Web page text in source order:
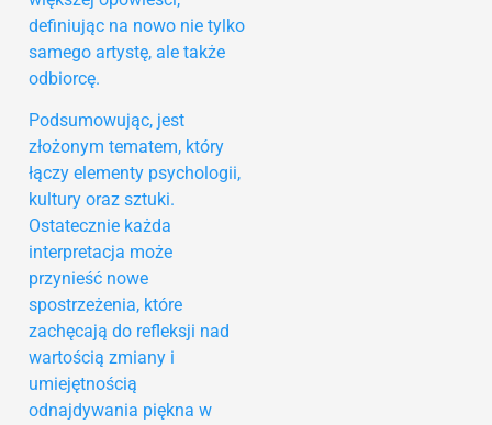
definiując na nowo nie tylko
samego artystę, ale także
odbiorcę.
Podsumowując, jest
złożonym tematem, który
łączy elementy psychologii,
kultury oraz sztuki.
Ostatecznie każda
interpretacja może
przynieść nowe
spostrzeżenia, które
zachęcają do refleksji nad
wartością zmiany i
umiejętnością
odnajdywania piękna w